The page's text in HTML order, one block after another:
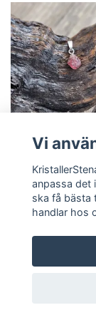
Logga in
Vi
anpassa det
ska få bästa
handlar hos